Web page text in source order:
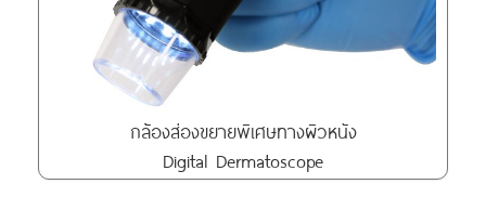
กล้องส่องขยายพิเศษทางผิวหนัง
Digital Dermatoscope